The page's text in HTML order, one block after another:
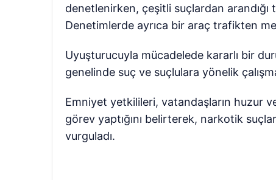
denetlenirken, çeşitli suçlardan arandığı
Denetimlerde ayrıca bir araç trafikten
Uyuşturucuyla mücadelede kararlı bir
genelinde suç ve suçlulara yönelik
Emniyet yetkilileri, vatandaşların huzur
görev yaptığını belirterek, narkotik
vurguladı.